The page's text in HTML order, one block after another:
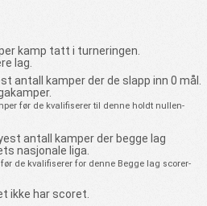
kamp tatt i turneringen.
lag.
antall kamper der de slapp inn 0 mål.
før de kvalifiserer til denne holdt nullen-
antall kamper der begge lag
nasjonale liga.
de kvalifiserer for denne Begge lag scorer-
ikke har scoret.